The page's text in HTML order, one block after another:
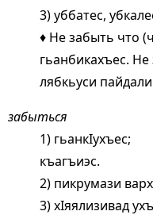
3) уббатес,
♦ Не забыть что
гьанбикахъес. Не
лябкьуси
забыться
1) гьанкIухъес;
къагъиэс.
2) пикрумази
3) хIяялизивад